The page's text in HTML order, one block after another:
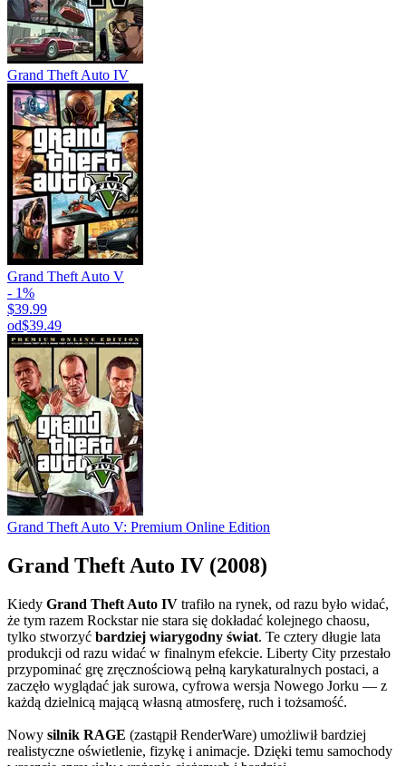
Grand Theft Auto IV
Grand Theft Auto V
- 1%
$39.99
od$39.49
Grand Theft Auto V: Premium Online Edition
Grand Theft Auto IV (2008)
Kiedy Grand Theft Auto IV trafiło na rynek, od razu było widać,
że tym razem Rockstar nie stara się dokładać kolejnego chaosu,
tylko stworzyć bardziej wiarygodny świat. Te cztery długie lata
produkcji od razu widać w finalnym efekcie. Liberty City przestało
przypominać grę zręcznościową pełną karykaturalnych postaci, a
zaczęło wyglądać jak surowa, cyfrowa wersja Nowego Jorku — z
każdą dzielnicą mającą własną atmosferę, ruch i tożsamość.
Nowy silnik RAGE (zastąpił RenderWare) umożliwił bardziej
realistyczne oświetlenie, fizykę i animacje. Dzięki temu samochody